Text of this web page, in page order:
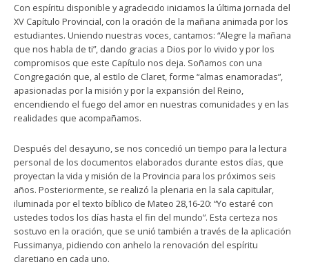
Con espíritu disponible y agradecido iniciamos la última jornada del
XV Capítulo Provincial, con la oración de la mañana animada por los
estudiantes. Uniendo nuestras voces, cantamos: “Alegre la mañana
que nos habla de ti”, dando gracias a Dios por lo vivido y por los
compromisos que este Capítulo nos deja. Soñamos con una
Congregación que, al estilo de Claret, forme “almas enamoradas”,
apasionadas por la misión y por la expansión del Reino,
encendiendo el fuego del amor en nuestras comunidades y en las
realidades que acompañamos.
Después del desayuno, se nos concedió un tiempo para la lectura
personal de los documentos elaborados durante estos días, que
proyectan la vida y misión de la Provincia para los próximos seis
años. Posteriormente, se realizó la plenaria en la sala capitular,
iluminada por el texto bíblico de Mateo 28,16-20: “Yo estaré con
ustedes todos los días hasta el fin del mundo”. Esta certeza nos
sostuvo en la oración, que se unió también a través de la aplicación
Fussimanya, pidiendo con anhelo la renovación del espíritu
claretiano en cada uno.